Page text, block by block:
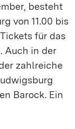
besteht
von 11.00 bis
für das
Auch in der
zahlreiche
Barock. Ein